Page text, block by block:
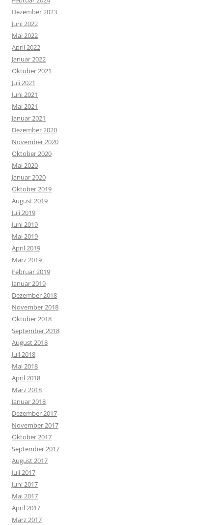
Dezember 2023
Juni 2022
Mai 2022
April 2022
Januar 2022
Oktober 2021
Juli 2021
Juni 2021
Mai 2021
Januar 2021
Dezember 2020
November 2020
Oktober 2020
Mai 2020
Januar 2020
Oktober 2019
August 2019
Juli 2019
Juni 2019
Mai 2019
April 2019
März 2019
Februar 2019
Januar 2019
Dezember 2018
November 2018
Oktober 2018
September 2018
August 2018
Juli 2018
Mai 2018
April 2018
März 2018
Januar 2018
Dezember 2017
November 2017
Oktober 2017
September 2017
August 2017
Juli 2017
Juni 2017
Mai 2017
April 2017
März 2017